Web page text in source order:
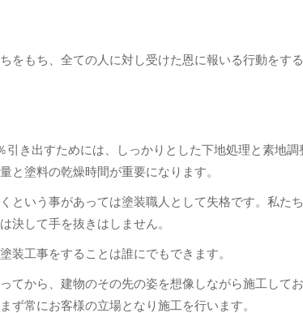
をもち、全ての人に対し受けた恩に報いる行動をす
引き出すためには、しっかりとした下地処理と素地調
と塗料の乾燥時間が重要になります。
という事があっては塗装職人として失格です。私た
決して手を抜きはしません。
装工事をすることは誰にでもできます。
てから、建物のその先の姿を想像しながら施工して
ず常にお客様の立場となり施工を行います。